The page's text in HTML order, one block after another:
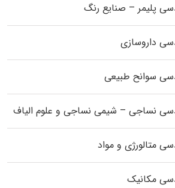
پلیمر – صنایع رنگ
داروسازی
سوانح طبیعی
نساجی – شیمی نساجی و علوم الیاف
متالورژی و مواد
مکانیک